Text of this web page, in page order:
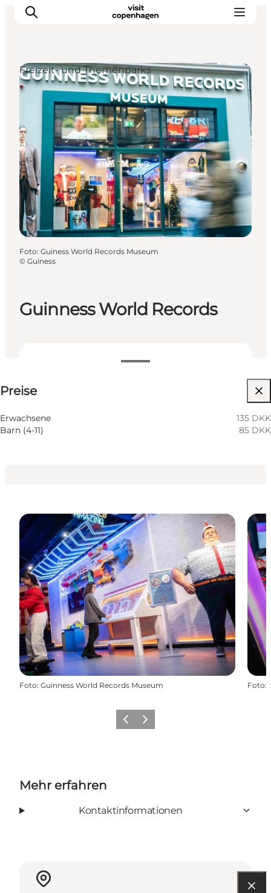
Aktivitäten
Essen und Trinken
Planen
Guinness World Records
Preise
Erwachsene
135 DKK
Barn (4-11)
85 DKK
Freizeit- und Themenparks
Foto: Guiness World Records Museum
© Guiness
Foto: Guinness World Records Museum Foto:
ZurückWeiter
Mehr erfahren
Kontaktinformationen